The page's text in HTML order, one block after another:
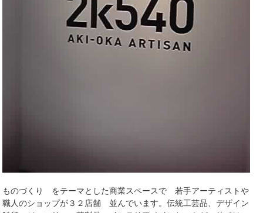
ものづくり をテーマとした商業スペースで 若手アーティストや
職人のショップが３２店舗 並んでいます。伝統工芸品、デザイン